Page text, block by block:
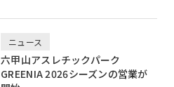
ニュース
六甲山アスレチックパーク
GREENIA 2026シーズンの営業が